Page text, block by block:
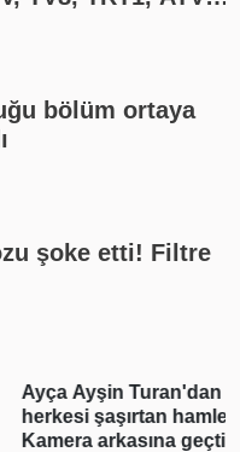
bölüm ortaya
şoke etti! Filtre
Ayşin Turan'dan
şaşırtan hamle!
arkasına geçti